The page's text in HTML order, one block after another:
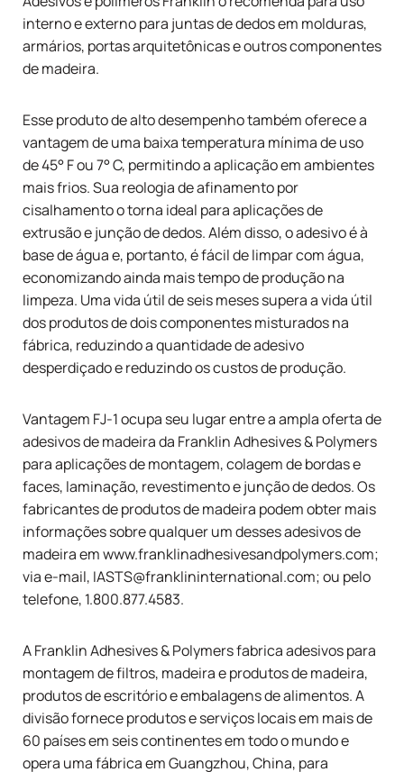
interno e externo para juntas de dedos em molduras,
armários, portas arquitetônicas e outros componentes
de madeira.
Esse produto de alto desempenho também oferece a
vantagem de uma baixa temperatura mínima de uso
de 45° F ou 7° C, permitindo a aplicação em ambientes
mais frios. Sua reologia de afinamento por
cisalhamento o torna ideal para aplicações de
extrusão e junção de dedos. Além disso, o adesivo é à
base de água e, portanto, é fácil de limpar com água,
economizando ainda mais tempo de produção na
limpeza. Uma vida útil de seis meses supera a vida útil
dos produtos de dois componentes misturados na
fábrica, reduzindo a quantidade de adesivo
desperdiçado e reduzindo os custos de produção.
Vantagem FJ-1ocupa seu lugar entre a ampla oferta de
adesivos de madeira da Franklin Adhesives & Polymers
para aplicações de montagem, colagem de bordas e
faces, laminação, revestimento e junção de dedos. Os
fabricantes de produtos de madeira podem obter mais
informações sobre qualquer um desses adesivos de
madeira em www.franklinadhesivesandpolymers.com;
via e-mail, IASTS@franklininternational.com; ou pelo
telefone, 1.800.877.4583.
A Franklin Adhesives & Polymers fabrica adesivos para
montagem de filtros, madeira e produtos de madeira,
produtos de escritório e embalagens de alimentos. A
divisão fornece produtos e serviços locais em mais de
60 países em seis continentes em todo o mundo e
opera uma fábrica em Guangzhou, China, para